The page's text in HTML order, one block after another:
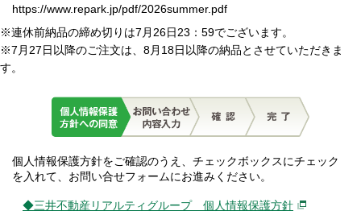
https://www.repark.jp/pdf/2026summer.pdf
※連休前納品の締め切りは7月26日23：59でございます。
※7月27日以降のご注文は、8月18日以降の納品とさせていただきま
す。
個人情報保護方針をご確認のうえ、チェックボックスにチェック
を入れて、お問い合せフォームにお進みください。
◆三井不動産リアルティグループ 個人情報保護方針